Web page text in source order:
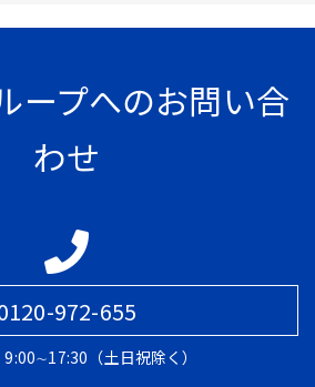
ープへのお問い合
わせ
972-655
9:00∼17:30（土日祝除く）